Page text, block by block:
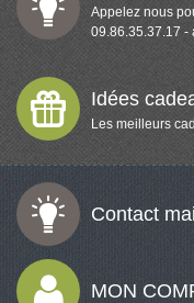
Appelez nous
09.86.35.37.17 -
Idées
Les meilleurs
Contact
MON